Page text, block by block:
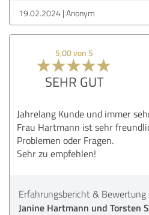
19.02.2024 Anonym
5,00 von 5
SEHR GUT
Jahrelang Kunde und immer
Frau Hartmann ist sehr
Problemen oder Fragen.
Sehr zu empfehlen!
Erfahrungsbericht & Bewertung
Janine Hartmann und Torsten